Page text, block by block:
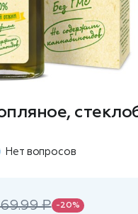
Нет вопросов
₽ -20%